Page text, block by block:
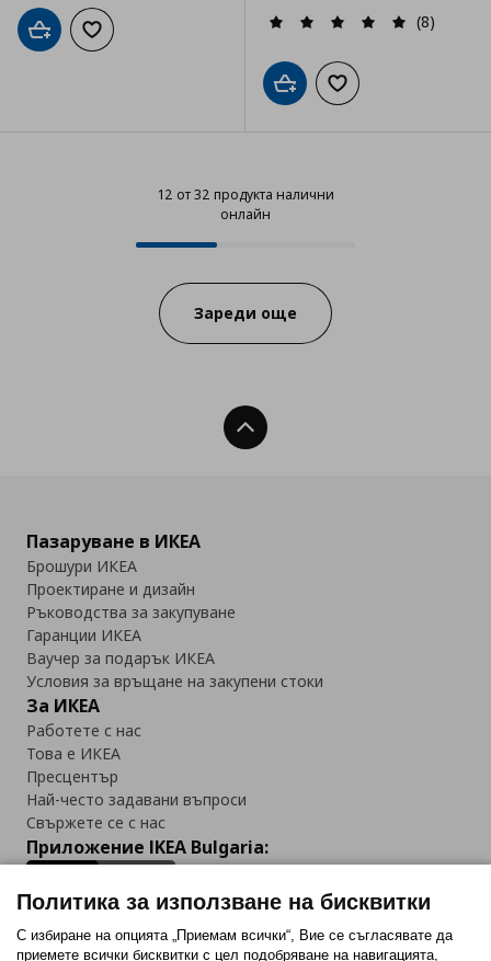
Добави в кошницата
Добави към списъка с любими
(8)
Добави в кошницата
Добави към
12 от 32 продукта налични
онлайн
12 от 32 продукта налични
Progress:
Зареди още
Нагоре
Пазаруване в ИКЕА
Брошури ИКЕА
Проектиране и дизайн
Ръководства за закупуване
Гаранции ИКЕА
Ваучер за подарък ИКЕА
Условия за връщане на закупени стоки
За ИКЕА
Работете с нас
Това е ИКЕА
Пресцентър
Най-често задавани въпроси
Свържете се с нас
Приложение IKEA Bulgaria:
Политика за използване на бисквитки
С избиране на опцията „Приемам всички“, Вие се съгласявате да
приемете всички бисквитки с цел подобряване на навигацията,